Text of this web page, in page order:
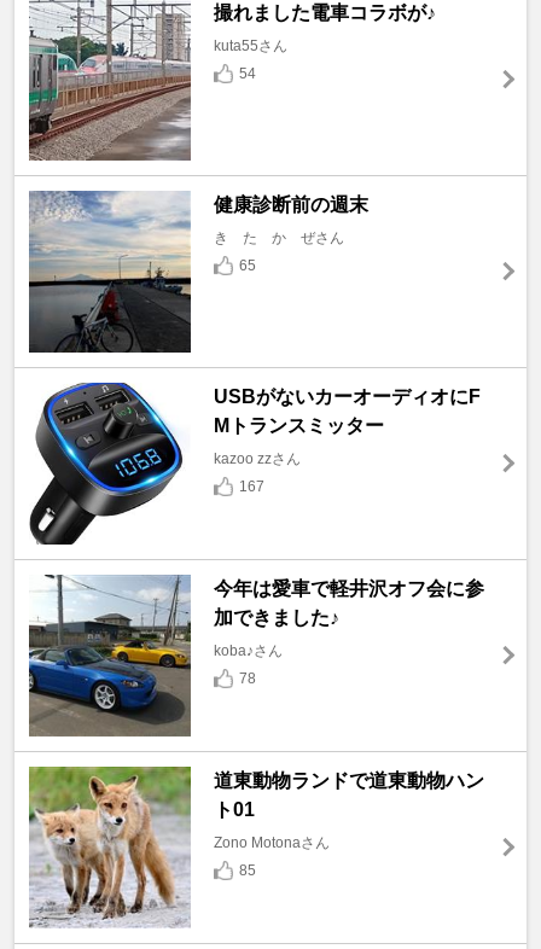
撮れました電車コラボが♪
kuta55さん
54
健康診断前の週末
き た か ぜさん
65
USBがないカーオーディオにF
Mトランスミッター
kazoo zzさん
167
今年は愛車で軽井沢オフ会に参
加できました♪
koba♪さん
78
道東動物ランドで道東動物ハン
ト01
Zono Motonaさん
85